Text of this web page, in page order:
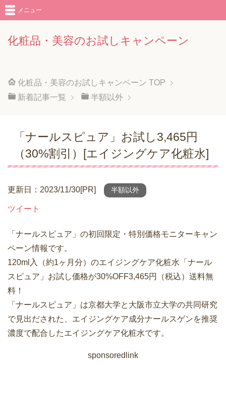
化粧品・美容のお試しキャンペーン
メニュー
化粧品・美容のお試しキャンペーン TOP
新着記事一覧
半額以外
「ナールスピュア」お試し3,465円
（30%割引）[エイジングケア化粧水]
更新日：2023/11/30[PR] 半額以外
ツイート
「ナールスピュア」の初回限定・特別価格モニターキャン
ペーン情報です。
120ml入（約1ヶ月分）のエイジングケア化粧水「ナール
スピュア」お試し価格が30%OFF3,465円（税込）送料無
料！
「ナールスピュア」は京都大学と大阪市立大学の共同研究
で見出だされた、エイジングケア成分ナールスゲンを推奨
濃度で配合したエイジングケア化粧水です。
sponsoredlink